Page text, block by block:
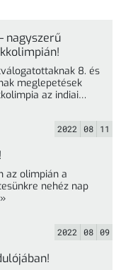
nagyszerű
8. és
meglepetések
az indiai
2022 08 11
az olimpián a
nehéz nap
az ... »
2022 08 09